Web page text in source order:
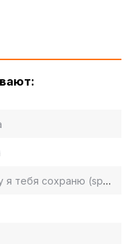
сохраню (speed up)